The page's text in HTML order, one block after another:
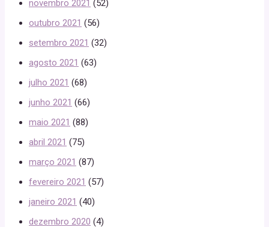
novembro 2021 (52)
outubro 2021 (56)
setembro 2021 (32)
agosto 2021 (63)
julho 2021 (68)
junho 2021 (66)
maio 2021 (88)
abril 2021 (75)
março 2021 (87)
fevereiro 2021 (57)
janeiro 2021 (40)
dezembro 2020 (4)